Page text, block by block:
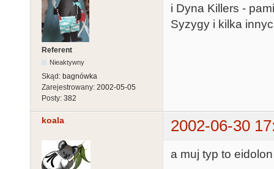
Referent
Nieaktywny
Skąd: bagnówka
Zarejestrowany: 2002-05-05
Posty: 382
i Dyna Killers -
Syzygy i kilka
koala 2002-06-30
a muj typ to